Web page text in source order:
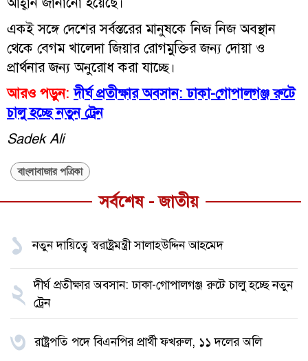
একই সঙ্গে দেশের সর্বস্তরের মানুষকে নিজ নিজ অবস্থান
থেকে বেগম খালেদা জিয়ার রোগমুক্তির জন্য দোয়া ও
প্রার্থনার জন্য অনুরোধ করা যাচ্ছে।
আরও পড়ুন: দীর্ঘ প্রতীক্ষার অবসান: ঢাকা-গোপালগঞ্জ রুটে
চালু হচ্ছে নতুন ট্রেন
Sadek Ali
বাংলাবাজার পত্রিকা
সর্বশেষ - জাতীয়
১ নতুন দায়িত্বে স্বরাষ্ট্রমন্ত্রী সালাহউদ্দিন আহমেদ
২ দীর্ঘ প্রতীক্ষার অবসান: ঢাকা-গোপালগঞ্জ রুটে চালু হচ্ছে নতুন
ট্রেন
৩ রাষ্ট্রপতি পদে বিএনপির প্রার্থী ফখরুল, ১১ দলের অলি